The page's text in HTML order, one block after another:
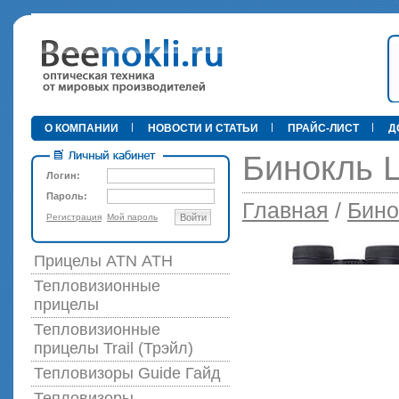
•
89 000
О КОМПАНИИ НОВОСТИ И СТАТЬИ ПРАЙС-ЛИСТ
Логин:
Пароль:
Регистрация Мой пароль Войти
Прицелы ATN АТН
Тепловизионные
прицелы
Тепловизионные
прицелы Trail (Трэйл)
Тепловизоры Guide Гайд
Бинокль
Главная /